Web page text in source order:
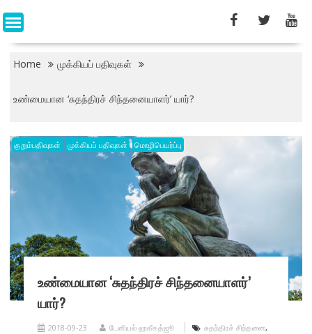
Home முக்கியப் பதிவுகள்
உண்மையான ‘சுதந்திரச் சிந்தனையாளர்’ யார்?
குறும்பதிவுகள் முக்கியப் பதிவுகள் மொழிபெயர்ப்பு
உண்மையான ‘சுதந்திரச் சிந்தனையாளர்’
யார்?
2018-09-23 டேனியல் ஹகீகத்ஜூ சுதந்திரச் சிந்தனை,